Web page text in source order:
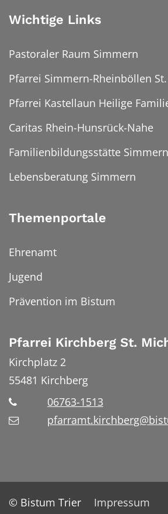
Wichtige Links
Pastoraler Raum Simmern
Pfarrei Simmern-Rheinböllen
Pfarrei Kastellaun Heilige
Caritas Rhein-Hunsrück-Nahe
Familienbildungsstätte Simmern
Lebensberatung Simmern
Themenportale
Ehrenamt
Jugend
Prävention im Bistum
Pfarrei Kirchberg St.
Kirchplatz 2
55481 Kirchberg
06763-1513
© Bistum Trier
Impressum